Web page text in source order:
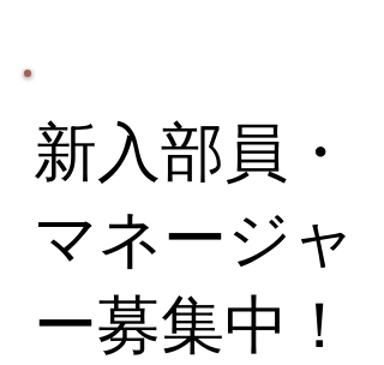
新入部員・
マネージャ
ー募集中！